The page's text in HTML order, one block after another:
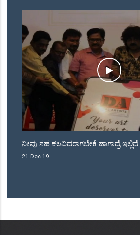
ನೀವು ಸಹ ಕಲವಿದರಾಗಬೇಕೆ ಹಾಗಾದ್ರೆ
21 Dec 19